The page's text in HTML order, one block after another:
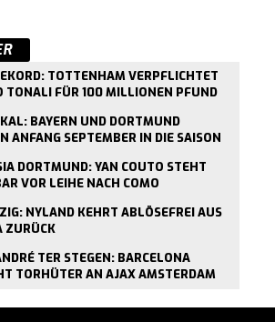
TOTTENHAM VERPFLICHTET
TONALI FÜR 100 MILLIONEN PFUND
BAYERN UND DORTMUND
ANFANG SEPTEMBER IN DIE SAISON
DORTMUND: YAN COUTO STEHT
VOR LEIHE NACH COMO
NYLAND KEHRT ABLÖSEFREI AUS
ZURÜCK
TER STEGEN: BARCELONA
TORHÜTER AN AJAX AMSTERDAM